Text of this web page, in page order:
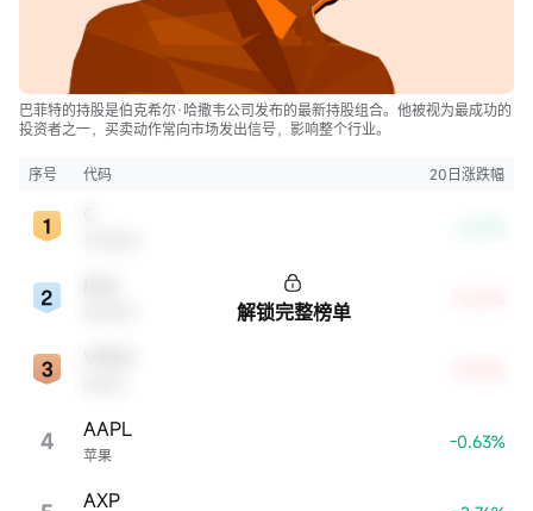
巴菲特的持股是伯克希尔·哈撒韦公司发布的最新持股组合。他被视为最成功的
投资者之一，买卖动作常向市场发出信号，影响整个行业。
序号 代码 20日涨跌幅
4 苹果
AAPL -0.63%
AXP
解锁完整榜单